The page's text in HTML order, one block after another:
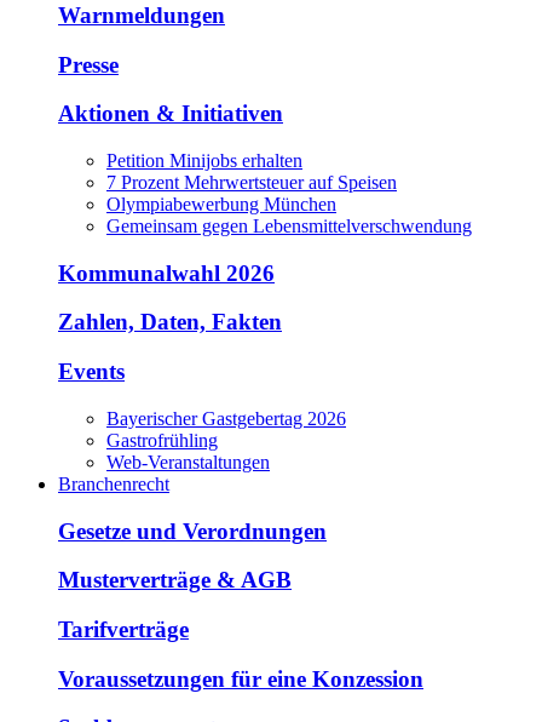
Warnmeldungen
Presse
Aktionen & Initiativen
Petition Minijobs erhalten
7 Prozent Mehrwertsteuer auf Speisen
Olympiabewerbung München
Gemeinsam gegen Lebensmittelverschwendung
Kommunalwahl 2026
Zahlen, Daten, Fakten
Events
Bayerischer Gastgebertag 2026
Gastrofrühling
Web-Veranstaltungen
Branchenrecht
Gesetze und Verordnungen
Musterverträge & AGB
Tarifverträge
Voraussetzungen für eine Konzession